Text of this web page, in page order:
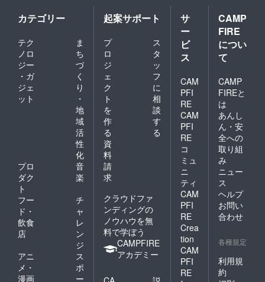
カテゴリー
テク
ノロ
ジー
・ガ
ジェ
ット
ま
ち
づ
く
り
・
地
域
活
性
化
プロ
ダク
ト
音
楽
フー
ド・
飲食
店
チ
ャ
レ
ン
ジ
アニ
メ・
漫画
ス
ポ
ー
起案サポート
プ
ロ
ジ
ェ
ク
ト
を
作
る
ス
タ
ッ
フ
に
相
談
す
る
資
料
請
求
クラウドファ
ンディングの
ノウハウを無
料で学ぼう
CAMPFIRE
アカデミー
サ
ー
ビ
ス
CAM
PFI
RE
CAM
PFI
RE
コ
ミュ
ニ
ティ
CAM
PFI
RE
Crea
tion
CAM
PFI
RE
CAMP
FIRE
につい
て
CAMP
FIREと
は
あんし
ん・安
全への
取り組
み
ニュー
ス
ヘルプ
お問い
合わせ
各種規定
利用規
約